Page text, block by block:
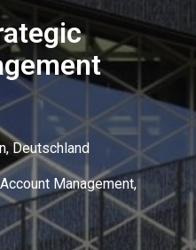
, Deutschland
Management,